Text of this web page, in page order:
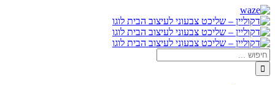
דלג
לתוכן
Waze
Facebook
חיפוש...